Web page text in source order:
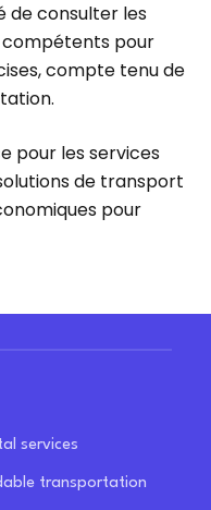
de consulter les
compétents pour
compte tenu de
pour les services
de transport
pour
services
transportation